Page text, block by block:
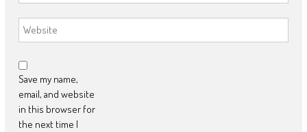
Save my name,
email, and website
in this browser for
the next time I